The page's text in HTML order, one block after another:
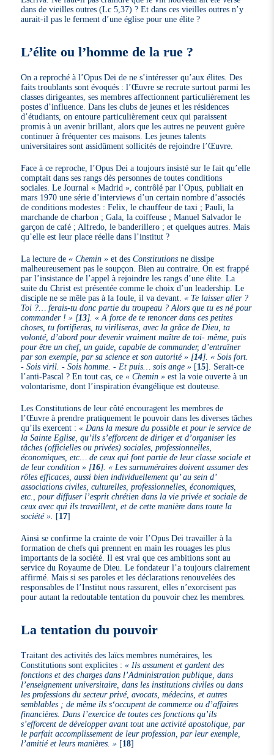
dans de vieilles outres (Lc 5,37) ? Et dans ces vieilles outres n’y
aurait-il pas le ferment d’une église pour une élite ?
L’élite ou l’homme de la rue ?
On a reproché à l’Opus Dei de ne s’intéresser qu’aux élites. Des
faits troublants sont évoqués : l’Œuvre se recrute surtout parmi les
classes dirigeantes, ses membres affectionnent particulièrement les
postes d’influence. Dans les clubs de jeunes et les résidences
d’étudiants, on entoure particulièrement ceux qui paraissent
promis à un avenir brillant, alors que les autres ne peuvent guère
continuer à fréquenter ces maisons. Les jeunes talents
universitaires sont assidûment sollicités de rejoindre l’Œuvre.
Face à ce reproche, l’Opus Dei a toujours insisté sur le fait qu’elle
comptait dans ses rangs dès personnes de toutes conditions
sociales. Le Journal « Madrid », contrôlé par l’Opus, publiait en
mars 1970 une série d’interviews d’un certain nombre d’associés
de conditions modestes : Felix, le chauffeur de taxi ; Pauli, la
marchande de charbon ; Gala, la coiffeuse ; Manuel Salvador le
garçon de café ; Alfredo, le banderillero ; et quelques autres. Mais
qu’elle est leur place réelle dans l’institut ?
La lecture de« Chemin » et desConstitutions ne dissipe
malheureusement pas le soupçon. Bien au contraire. On est frappé
par l’insistance de l’appel à rejoindre les rangs d’une élite. La
suite du Christ est présentée comme le choix d’un leadership. Le
disciple ne se mêle pas à la foule, il va devant.« Te laisser aller ?
Toi ?… ferais-tu donc partie du troupeau ? Alors que tu es né pour
commander ! » [13] . « A force de te renoncer dans ces petites
choses, tu fortifieras, tu viriliseras, avec la grâce de Dieu, ta
volonté, d’abord pour devenir vraiment maître de toi- même, puis
pour être un chef, un guide, capable de commander, d’entraîner
par son exemple, par sa science et son autorité » [14] . « Sois fort.
- Sois viril. - Sois homme. - Et puis… sois ange » [15] . Serait-ce
l’anti-Pascal ? En tout cas, ce« Chemin » est la voie ouverte à un
volontarisme, dont l’inspiration évangélique est douteuse.
Les Constitutions de leur côté encouragent les membres de
l’Œuvre à prendre pratiquement le pouvoir dans les diverses tâches
qu’ils exercent :« Dans la mesure du possible et pour le service de
la Sainte Eglise, qu’ils s’efforcent de diriger et d’organiser les
tâches (officielles ou privées) sociales, professionnelles,
économiques, etc… de ceux qui font partie de leur classe sociale et
de leur condition » [16] . « Les surnuméraires doivent assumer des
rôles efficaces, aussi bien individuellement qu’ au sein d’
associations civiles, culturelles, professionnelles, économiques,
etc., pour diffuser l’esprit chrétien dans la vie privée et sociale de
ceux avec qui ils travaillent, et de cette manière dans toute la
société ». [17]
Ainsi se confirme la crainte de voir l’Opus Dei travailler à la
formation de chefs qui prennent en main les rouages les plus
importants de la société. Il est vrai que ces ambitions sont au
service du Royaume de Dieu. Le fondateur l’a toujours clairement
affirmé. Mais si ses paroles et les déclarations renouvelées des
responsables de l’Institut nous rassurent, elles n’exorcisent pas
pour autant la redoutable tentation du pouvoir chez les membres.
La tentation du pouvoir
Traitant des activités des laïcs membres numéraires, les
Constitutions sont explicites :« Ils assument et gardent des
fonctions et des charges dans l’Administration publique, dans
l’enseignement universitaire, dans les institutions civiles ou dans
les professions du secteur privé, avocats, médecins, et autres
semblables ; de même ils s‘occupent de commerce ou d’affaires
financières. Dans l’exercice de toutes ces fonctions qu’ils
s’efforcent de développer avant tout une activité apostolique, par
le parfait accomplissement de leur profession, par leur exemple,
l’amitié et leurs manières. » [18]